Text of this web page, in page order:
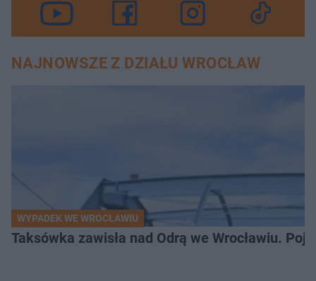
NAJNOWSZE Z DZIAŁU WROCŁAW
WYPADEK WE WROCŁAWIU
Taksówka zawisła nad Odrą we Wrocławiu.